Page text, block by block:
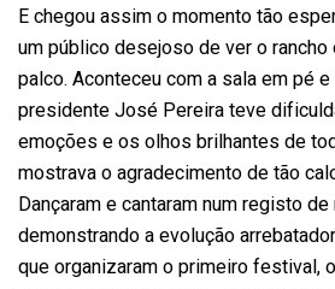
E chegou assim o momento tão
um público desejoso de ver o
palco. Aconteceu com a sala em pé
presidente José Pereira teve
emoções e os olhos brilhantes de
mostrava o agradecimento de tão
Dançaram e cantaram num registo
demonstrando a evolução
que organizaram o primeiro festival,